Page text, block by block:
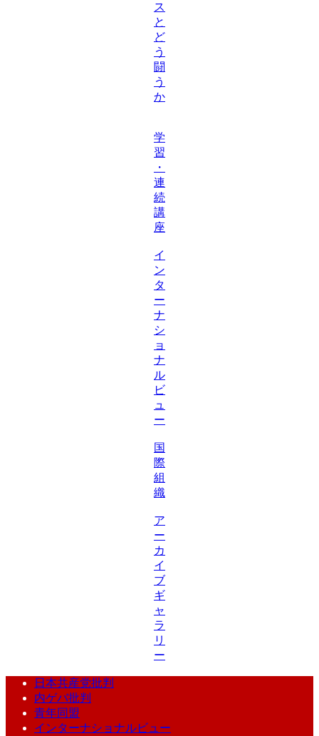
ス
と
ど
う
闘
う
か
学
習
・
連
続
講
座
イ
ン
タ
ー
ナ
シ
ョ
ナ
ル
ビ
ュ
ー
国
際
組
織
ア
ー
カ
イ
ブ
ギ
ャ
ラ
リ
ー
日本共産党批判
内ゲバ批判
青年同盟
インターナショナルビュー